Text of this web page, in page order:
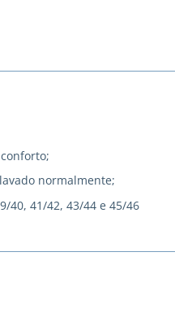
normalmente;
40, 41/42, 43/44 e 45/46